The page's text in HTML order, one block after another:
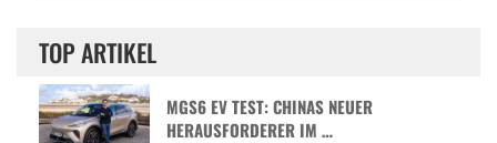
TOP ARTIKEL
MGS6 EV TEST: CHINAS NEUER
HERAUSFORDERER IM …